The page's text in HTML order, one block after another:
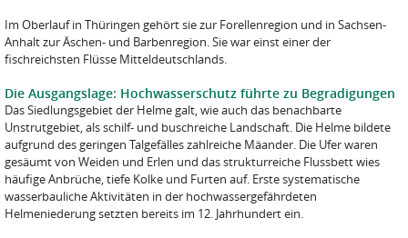
Im Oberlauf in Thüringen gehört sie zur Forellenregion und in Sachsen-
Anhalt zur Äschen- und Barbenregion. Sie war einst einer der
fischreichsten Flüsse Mitteldeutschlands.
Die Ausgangslage: Hochwasserschutz führte zu Begradigungen
Das Siedlungsgebiet der Helme galt, wie auch das benachbarte
Unstrutgebiet, als schilf- und buschreiche Landschaft. Die Helme bildete
aufgrund des geringen Talgefälles zahlreiche Mäander. Die Ufer waren
gesäumt von Weiden und Erlen und das strukturreiche Flussbett wies
häufige Anbrüche, tiefe Kolke und Furten auf. Erste systematische
wasserbauliche Aktivitäten in der hochwassergefährdeten
Helmeniederung setzten bereits im 12. Jahrhundert ein.